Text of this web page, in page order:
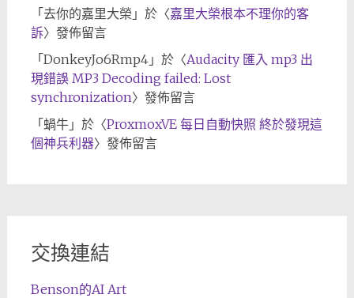
「 去你的嘉里大榮 」於〈嘉里大榮根本不理你的客
訴〉發佈留言
「 DonkeyJo6Rmp4」於〈Audacity 匯入 mp3 出
現錯誤 MP3 Decoding failed: Lost
synchronization〉發佈留言
「 蝸牛」於〈ProxmoxVE 每日自動快照 終於發現這
個神兵利器〉發佈留言
交換連結
Benson的AI Art